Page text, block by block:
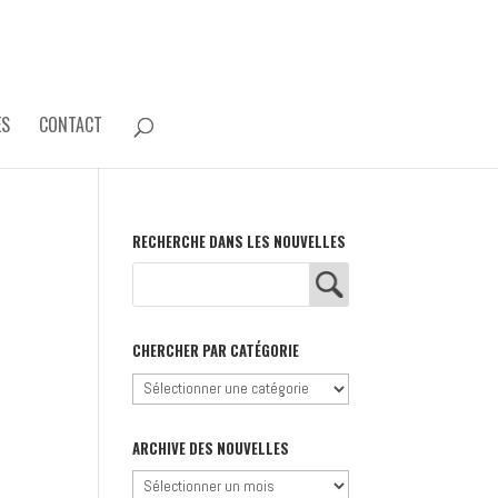
CONTACT
RECHERCHE DANS LES NOUVELLES
CHERCHER PAR CATÉGORIE
Chercher
catégorie
ARCHIVE DES NOUVELLES
Archive